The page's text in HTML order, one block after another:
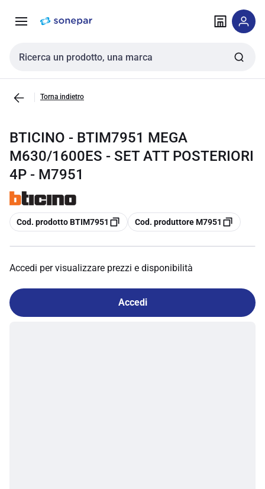
navigazione alla
Cerca input
Torna indietro
BTICINO - BTIM7951 MEGA
M630/1600ES - SET ATT POSTERIORI
4P - M7951
copia
Cod. prodotto BTIM7951 copia
Cod. produttore M7951
Accedi per visualizzare prezzi e disponibilità
Accedi